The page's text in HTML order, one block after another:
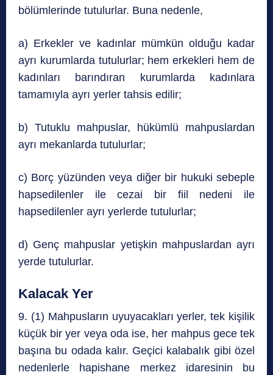
bölümlerinde tutulurlar. Buna nedenle,
a) Erkekler ve kadınlar mümkün olduğu kadar
ayrı kurumlarda tutulurlar; hem erkekleri hem de
kadınları barındıran kurumlarda kadınlara
tamamıyla ayrı yerler tahsis edilir;
b) Tutuklu mahpuslar, hükümlü mahpuslardan
ayrı mekanlarda tutulurlar;
c) Borç yüzünden veya diğer bir hukuki sebeple
hapsedilenler ile cezai bir fiil nedeni ile
hapsedilenler ayrı yerlerde tutulurlar;
d) Genç mahpuslar yetişkin mahpuslardan ayrı
yerde tutulurlar.
Kalacak Yer
9. (1) Mahpusların uyuyacakları yerler, tek kişilik
küçük bir yer veya oda ise, her mahpus gece tek
başına bu odada kalır. Geçici kalabalık gibi özel
nedenlerle hapishane merkez idaresinin bu